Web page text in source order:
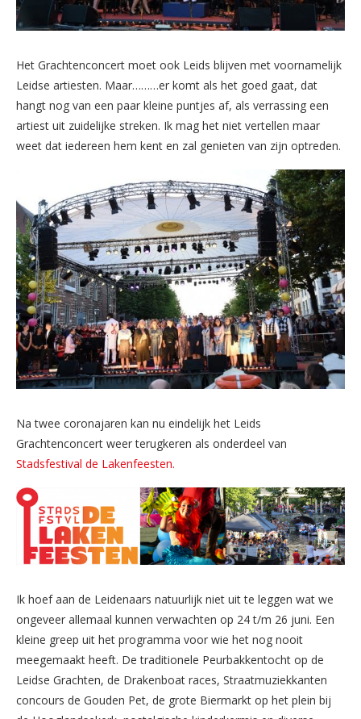
Het Grachtenconcert moet ook Leids blijven met voornamelijk
Leidse artiesten. Maar………er komt als het goed gaat, dat
hangt nog van een paar kleine puntjes af, als verrassing een
artiest uit zuidelijke streken. Ik mag het niet vertellen maar
weet dat iedereen hem kent en zal genieten van zijn optreden.
Na twee coronajaren kan nu eindelijk het Leids
Grachtenconcert weer terugkeren als onderdeel van
Stadsfestival de Lakenfeesten.
Ik hoef aan de Leidenaars natuurlijk niet uit te leggen wat we
ongeveer allemaal kunnen verwachten op 24 t/m 26 juni. Een
kleine greep uit het programma voor wie het nog nooit
meegemaakt heeft. De traditionele Peurbakkentocht op de
Leidse Grachten, de Drakenboat races, Straatmuziekkanten
concours de Gouden Pet, de grote Biermarkt op het plein bij